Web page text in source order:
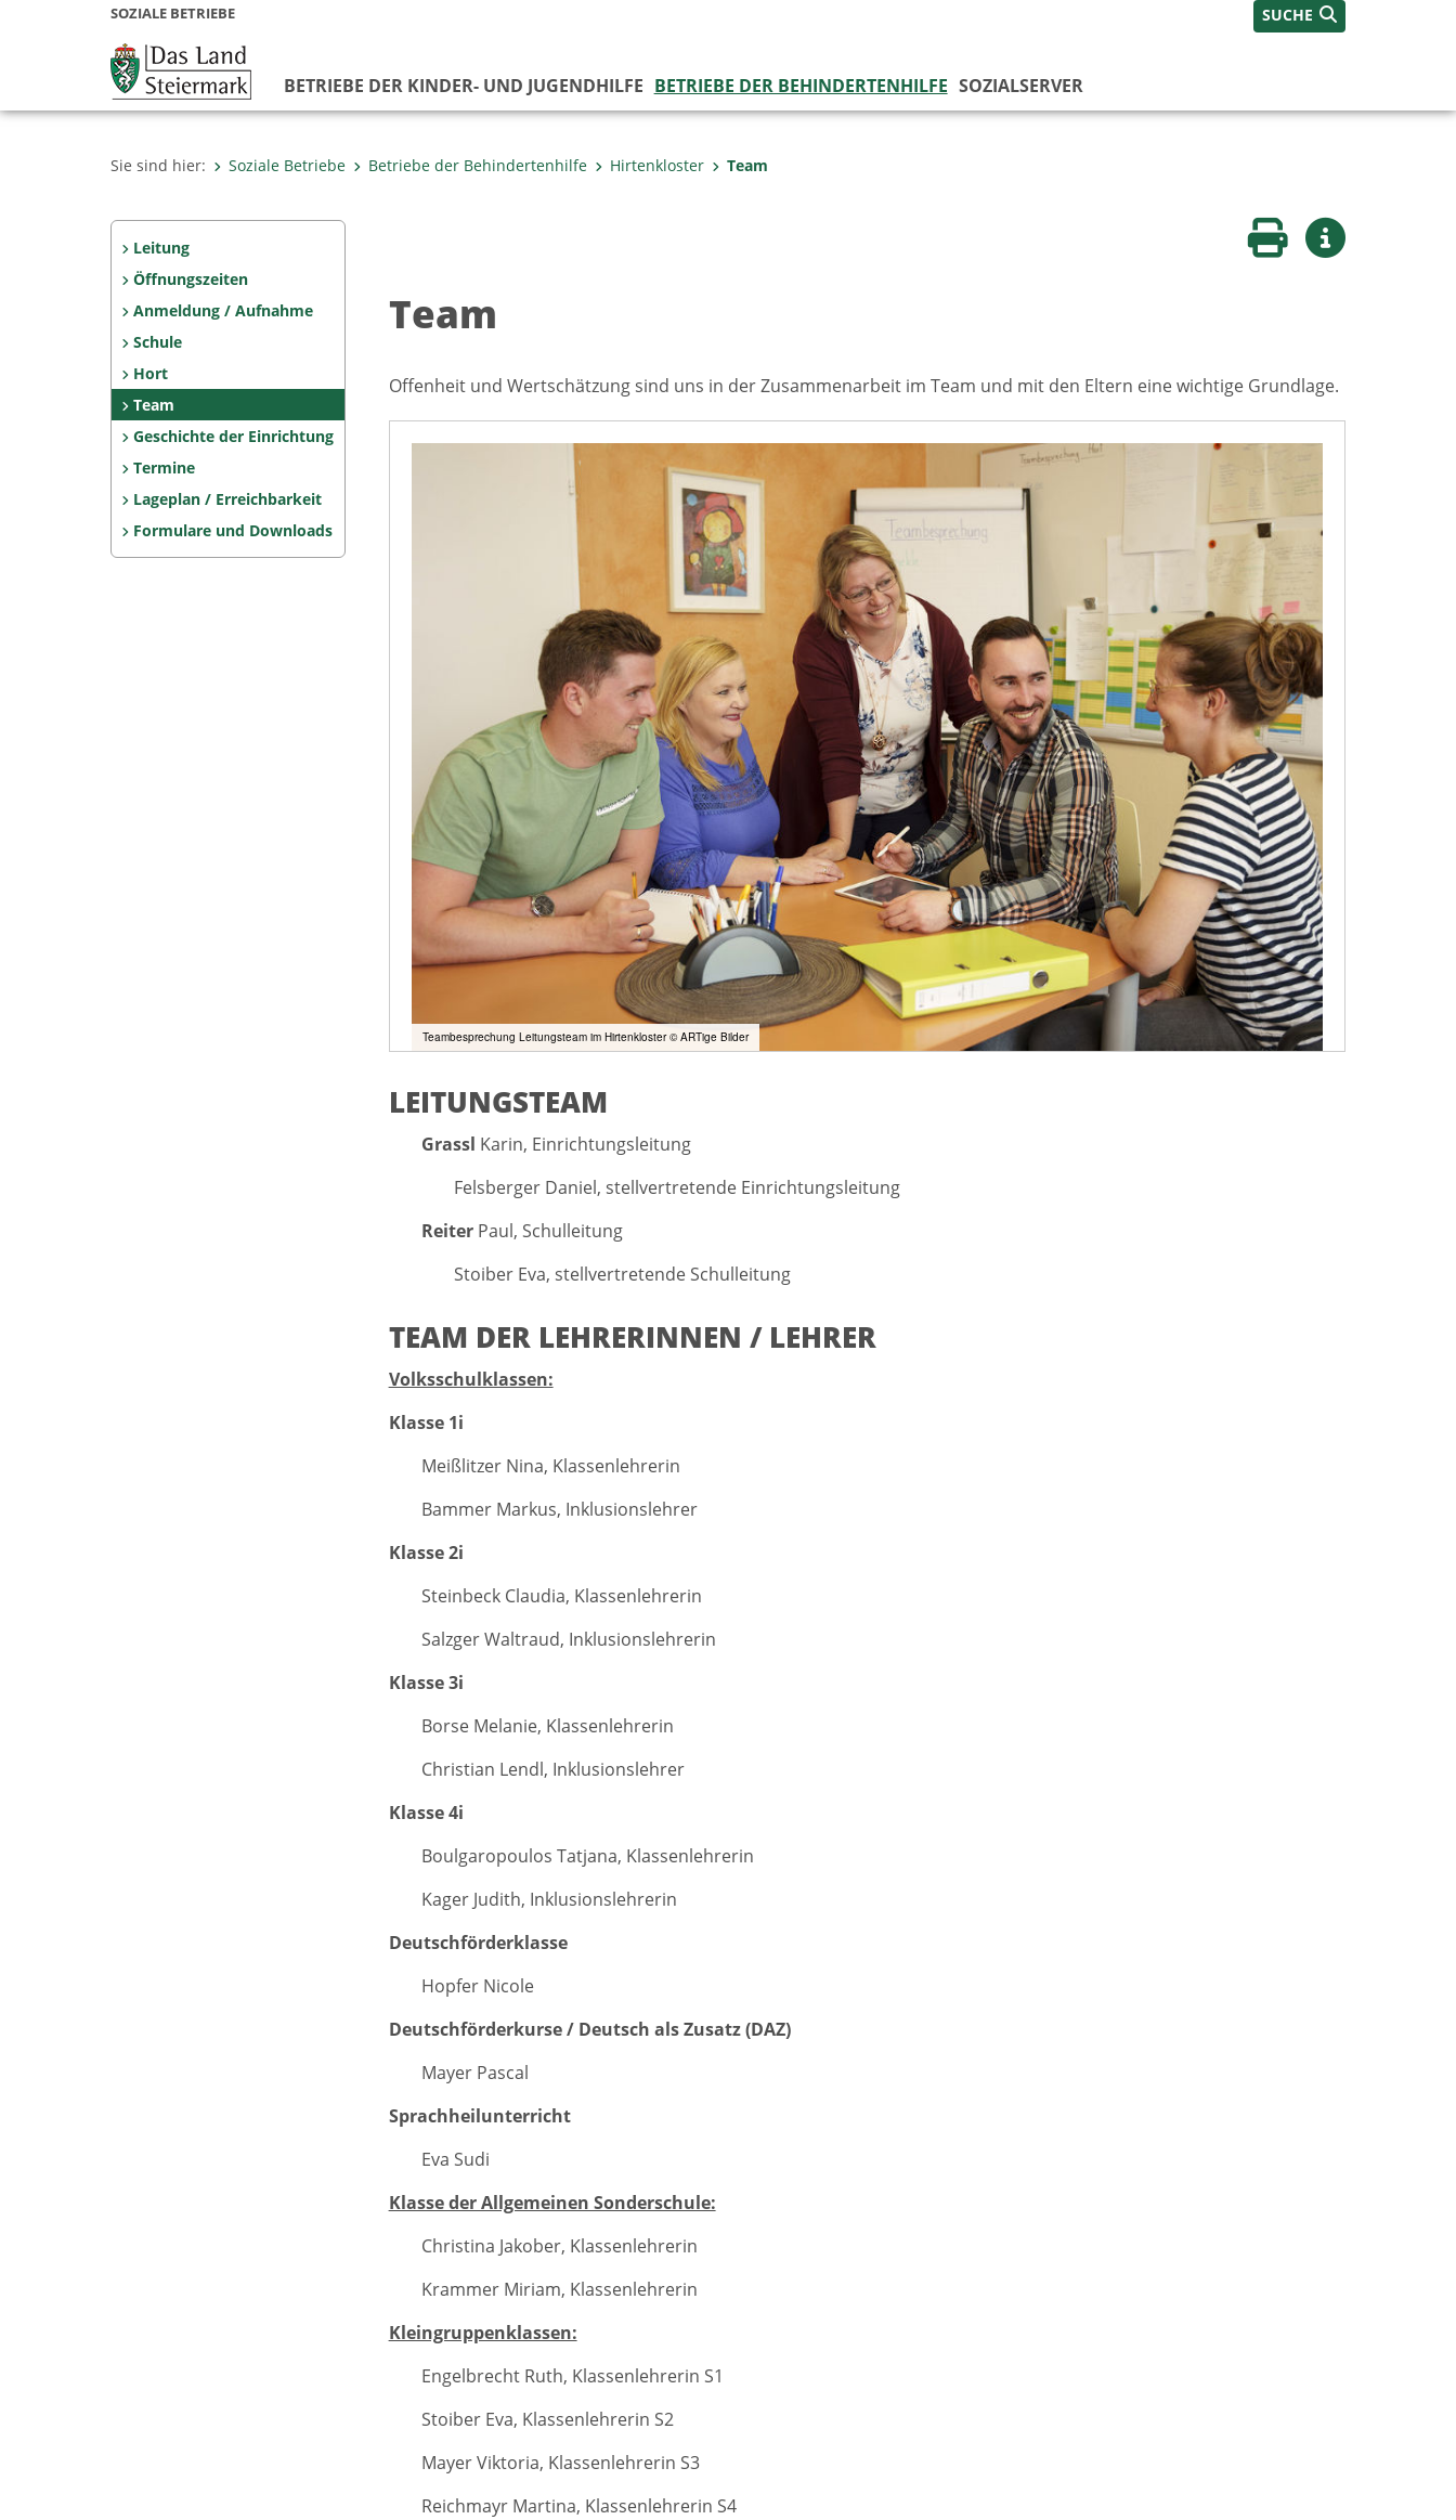
SOZIALE BETRIEBE SUCHE
BETRIEBE DER KINDER- UND JUGENDHILFE BETRIEBE DER BEHINDERTENHILFE SOZIALSERVER
Sie sind hier: Soziale Betriebe Betriebe der Behindertenhilfe Hirtenkloster Team
Leitung
Öffnungszeiten
Anmeldung / Aufnahme
Schule
Hort
Team
Geschichte der Einrichtung
Termine
Lageplan / Erreichbarkeit
Formulare und Downloads
Seite druckenWeitere Infos
Team
Offenheit und Wertschätzung sind uns in der Zusammenarbeit im Team und mit den Eltern eine wichtige Grundlage.
Teambesprechung Leitungsteam im Hirtenkloster © ARTige Bilder
LEITUNGSTEAM
Grassl Karin, Einrichtungsleitung
Felsberger Daniel, stellvertretende Einrichtungsleitung
ReiterPaul, Schulleitung
Stoiber Eva, stellvertretende Schulleitung
TEAM DER LEHRERINNEN / LEHRER
Volksschulklassen:
Klasse 1i
Meißlitzer Nina, Klassenlehrerin
Bammer Markus, Inklusionslehrer
Klasse 2i
Steinbeck Claudia, Klassenlehrerin
Salzger Waltraud, Inklusionslehrerin
Klasse 3i
Borse Melanie, Klassenlehrerin
Christian Lendl, Inklusionslehrer
Klasse 4i
Boulgaropoulos Tatjana, Klassenlehrerin
Kager Judith, Inklusionslehrerin
Deutschförderklasse
Hopfer Nicole
Deutschförderkurse / Deutsch als Zusatz (DAZ)
Mayer Pascal
Sprachheilunterricht
Eva Sudi
Klasse der Allgemeinen Sonderschule:
Christina Jakober, Klassenlehrerin
Krammer Miriam, Klassenlehrerin
Kleingruppenklassen:
Engelbrecht Ruth, Klassenlehrerin S1
Stoiber Eva, Klassenlehrerin S2
Mayer Viktoria, Klassenlehrerin S3
Reichmayr Martina, Klassenlehrerin S4